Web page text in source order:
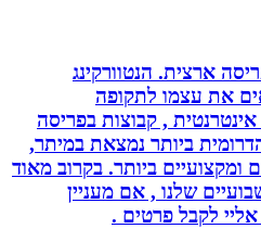
הנטוורקינג
עצמו לתקופה
, קבוצות בפריסה
ביותר נמצאת במיתר,
ביותר. בקרוב מאוד
שלנו , אם מעניין
לקבל פרטים .